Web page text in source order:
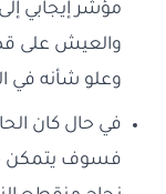
مؤشر إيجابي
والعيش على
وعلو شأنه في
في حال كان
فسوف يتمكن